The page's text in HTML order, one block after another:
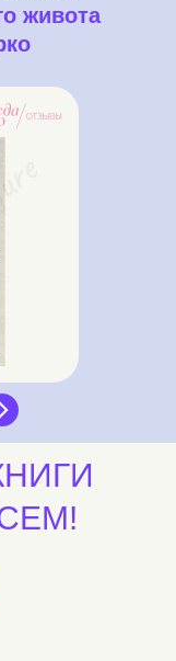
живота